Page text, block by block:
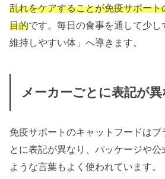
乱れをケアすることが免疫サポー
目的です。毎日の食事を通して少し
維持しやすい体」へ導きます。
メーカーごとに表記が異
免疫サポートのキャットフードは
とに表記が異なり、パッケージや
ような言葉もよく使われています。